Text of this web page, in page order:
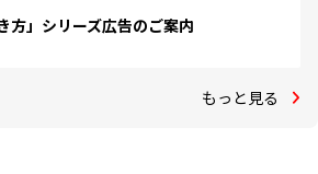
方」シリーズ広告のご案内
もっと見る